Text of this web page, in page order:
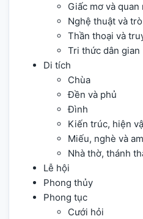
Giấc mơ và
Nghệ thuật và
Thần thoại và
Tri thức dân gian
Di tích
Chùa
Đền và phủ
Đình
Kiến trúc, hiện
Miếu, nghè và am
Nhà thờ, thánh
Lễ hội
Phong thủy
Phong tục
Cưới hỏi